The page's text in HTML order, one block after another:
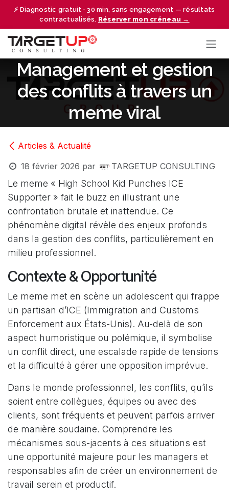
⚡ Diagnostic gratuit · 30 min, sans engagement — résultats
contractualisés. Réserver mon créneau →
Se rendre au contenu
Management et gestion
des conflits à travers un
meme viral
Articles & Actualité
18 février 2026 par TARGETUP CONSULTING
Le meme « High School Kid Punches ICE
Supporter » fait le buzz en illustrant une
confrontation brutale et inattendue. Ce
phénomène digital révèle des enjeux profonds
dans la gestion des conflits, particulièrement en
milieu professionnel.
Contexte & Opportunité
Le meme met en scène un adolescent qui frappe
un partisan d’ICE (Immigration and Customs
Enforcement aux États-Unis). Au-delà de son
aspect humoristique ou polémique, il symbolise
un conflit direct, une escalade rapide de tensions
et la difficulté à gérer une opposition imprévue.
Dans le monde professionnel, les conflits, qu’ils
soient entre collègues, équipes ou avec des
clients, sont fréquents et peuvent parfois arriver
de manière soudaine. Comprendre les
mécanismes sous-jacents à ces situations est
une opportunité majeure pour les managers et
responsables afin de créer un environnement de
travail serein et productif.